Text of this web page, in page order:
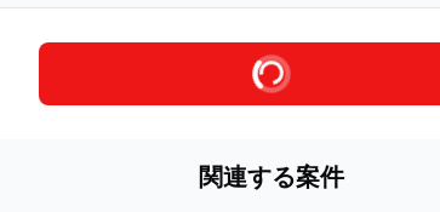
関連する案件